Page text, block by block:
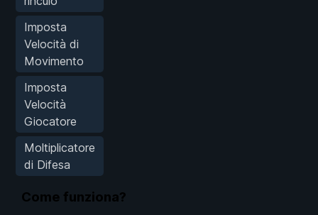
Imposta
Velocità di
Movimento
Imposta
Velocità
Giocatore
Moltiplicatore
di Difesa
Come funziona?